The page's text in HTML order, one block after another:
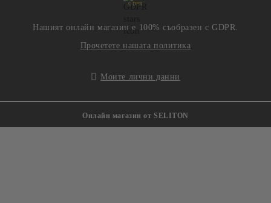
GDPR
Нашият онлайн магазин е 100% съобразен с GDPR.
Прочетете нашата политика
Моите лични данни
Онлайн магазин от SELITON